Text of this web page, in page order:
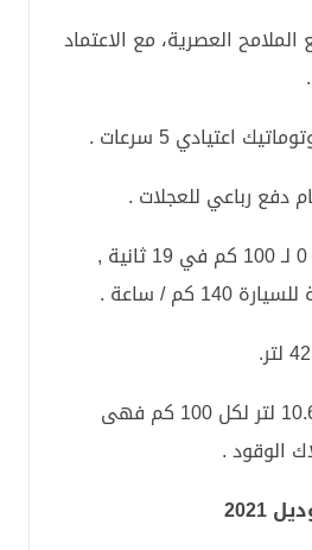
العصرية، مع الاعتماد
اعتيادي 5 سرعات .
دفع رباعي للعجلات .
السيارة تسارع من 0 لـ 100 كم في 19 ثانية ,
كم / ساعة .
إستهلاك الوقود 10.6 لتر لكل 100 كم فهى
الوقود .